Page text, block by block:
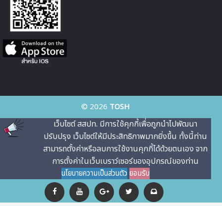
© 2026 TOSH
เว็บไซต์ สสปท. มีการใช้คุกกี้เพื่อถูกนําไปพัฒนา
ปรับปรุง เว็บไซต์ให้มีประสิทธิภาพมากยิ่งขึ้น ทั้งนี้ท่าน
สามารถตั้งค่าหรือลบการใช้งานคุกกี้ได้ด้วยตนเอง จาก
การตั้งค่าในเว็บเบราว์เซอร์ของอุปกรณ์ของท่าน
นโยบายความเป็นส่วนตัว ยอมรับ